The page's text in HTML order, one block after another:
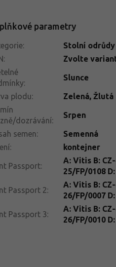
parametry
:
Stolní odrůdy
:
Zvolte
:
Slunce
plodu: Zelená, Žlutá
dozrávání:
Srpen
semen:
Semenná
: kontejner
Passport:
A: Vitis B: CZ-
25/FP/0108 D:
Passport 2:
A: Vitis B: CZ-
26/FP/0007 D:
Passport 3:
A: Vitis B: CZ-
26/FP/0010 D: